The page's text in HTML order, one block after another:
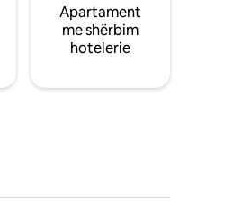
Apartament
me shërbim
hotelerie